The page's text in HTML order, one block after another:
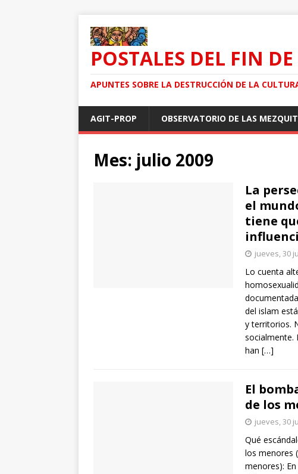
POSTALES DEL FIN
APUNTES SOBRE LA DESTRUCCIÓN DE LA
AGIT-PROP OBSERVATORIO DE LAS
Mes: julio 2009
La
el
tiene
jueves, 30
Lo cuenta
del islam
y territorios.
socialmente.
han […]
El
de los
jueves, 30
Qué
los menores
menores):